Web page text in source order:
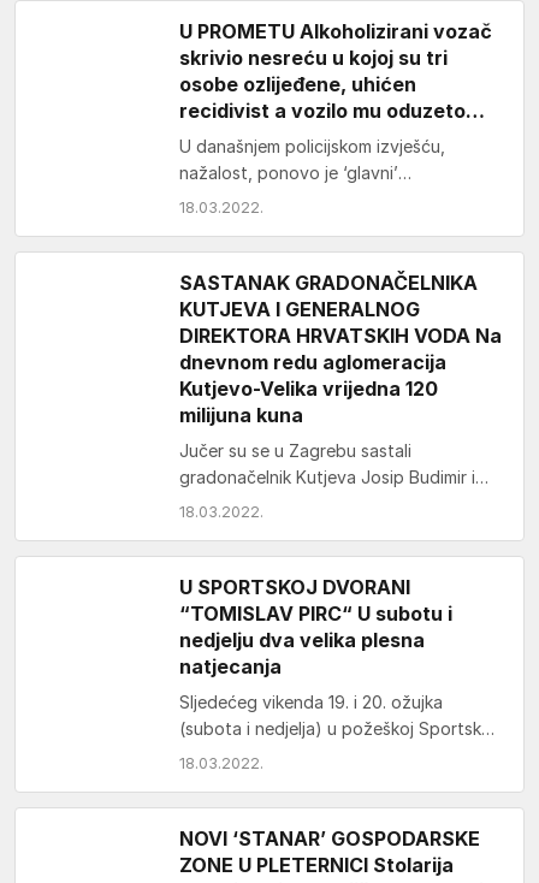
U PROMETU Alkoholizirani vozač
skrivio nesreću u kojoj su tri
osobe ozlijeđene, uhićen
recidivist a vozilo mu oduzeto…
U današnjem policijskom izvješću,
nažalost, ponovo je ‘glavni’
alkoholizirani vozač – skrivio je nesreću i
18.03.2022.
SASTANAK GRADONAČELNIKA
KUTJEVA I GENERALNOG
DIREKTORA HRVATSKIH VODA Na
dnevnom redu aglomeracija
Kutjevo-Velika vrijedna 120
milijuna kuna
Jučer su se u Zagrebu sastali
gradonačelnik Kutjeva Josip Budimir i
generalni direktor Hrvatskih voda Zoran
18.03.2022.
U SPORTSKOJ DVORANI
“TOMISLAV PIRC“ U subotu i
nedjelju dva velika plesna
natjecanja
Sljedećeg vikenda 19. i 20. ožujka
(subota i nedjelja) u požeškoj Sportskoj
dvorani „Tomislav Pirc“ bit će održana
18.03.2022.
NOVI ‘STANAR’ GOSPODARSKE
ZONE U PLETERNICI Stolarija